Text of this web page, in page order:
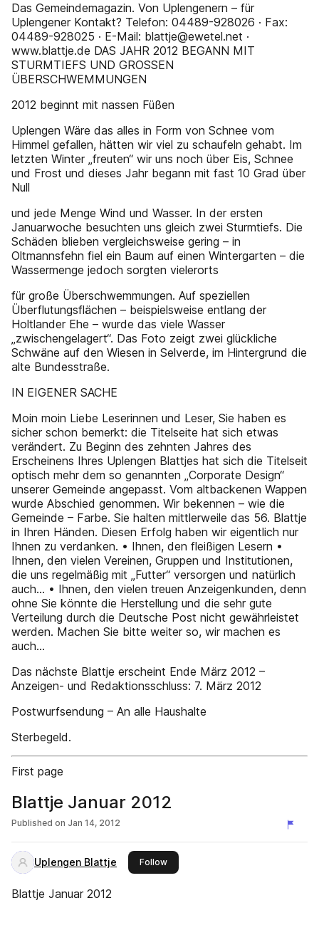
Das Gemeindemagazin. Von Uplengenern – für
Uplengener Kontakt? Telefon: 04489-928026 · Fax:
04489-928025 · E-Mail: blattje@ewetel.net ·
www.blattje.de DAS JAHR 2012 BEGANN MIT
STURMTIEFS UND GROSSEN
ÜBERSCHWEMMUNGEN
2012 beginnt mit nassen Füßen
Uplengen Wäre das alles in Form von Schnee vom
Himmel gefallen, hätten wir viel zu schaufeln gehabt. Im
letzten Winter „freuten“ wir uns noch über Eis, Schnee
und Frost und dieses Jahr begann mit fast 10 Grad über
Null
und jede Menge Wind und Wasser. In der ersten
Januarwoche besuchten uns gleich zwei Sturmtiefs. Die
Schäden blieben vergleichsweise gering – in
Oltmannsfehn fiel ein Baum auf einen Wintergarten – die
Wassermenge jedoch sorgten vielerorts
für große Überschwemmungen. Auf speziellen
Überflutungsflächen – beispielsweise entlang der
Holtlander Ehe – wurde das viele Wasser
„zwischengelagert“. Das Foto zeigt zwei glückliche
Schwäne auf den Wiesen in Selverde, im Hintergrund die
alte Bundesstraße.
IN EIGENER SACHE
Moin moin Liebe Leserinnen und Leser, Sie haben es
sicher schon bemerkt: die Titelseite hat sich etwas
verändert. Zu Beginn des zehnten Jahres des
Erscheinens Ihres Uplengen Blattjes hat sich die Titelseit
optisch mehr dem so genannten „Corporate Design“
unserer Gemeinde angepasst. Vom altbackenen Wappen
wurde Abschied genommen. Wir bekennen – wie die
Gemeinde – Farbe. Sie halten mittlerweile das 56. Blattje
in Ihren Händen. Diesen Erfolg haben wir eigentlich nur
Ihnen zu verdanken. • Ihnen, den fleißigen Lesern •
Ihnen, den vielen Vereinen, Gruppen und Institutionen,
die uns regelmäßig mit „Futter“ versorgen und natürlich
auch… • Ihnen, den vielen treuen Anzeigenkunden, denn
ohne Sie könnte die Herstellung und die sehr gute
Verteilung durch die Deutsche Post nicht gewährleistet
werden. Machen Sie bitte weiter so, wir machen es
auch...
Das nächste Blattje erscheint Ende März 2012 –
Anzeigen- und Redaktionsschluss: 7. März 2012
Postwurfsendung – An alle Haushalte
Sterbegeld.
First page
Blattje Januar 2012
Published on Jan 14, 2012
Uplengen Blattje Followthis publisher
Blattje Januar 2012